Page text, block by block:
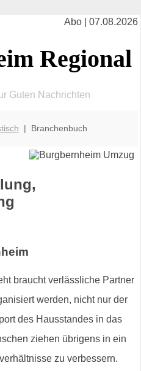
Abo | 07.08.2026
Regional
Guten Nachrichten
| Branchenbuch
braucht verlässliche Partner
werden, nicht nur der
des Hausstandes in das
ziehen übrigens in ein
zu verbessern.